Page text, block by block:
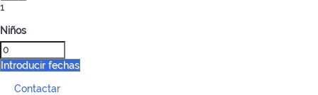
1
Niños
Introducir fechas
Contactar